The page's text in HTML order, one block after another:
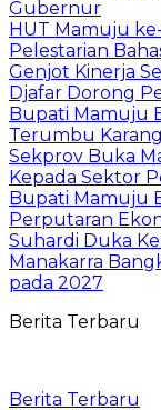
Gubernur
HUT Mamuju
Pelestarian
Genjot Kinerja
Djafar Dorong
Bupati Mamuju
Terumbu Karang
Sekprov Buka
Kepada Sektor
Bupati Mamuju
Perputaran
Suhardi Duka
Manakarra
pada 2027
Berita Terbaru
Berita Terbaru